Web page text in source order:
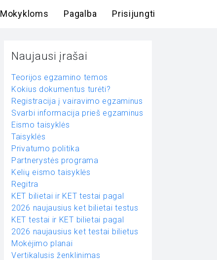
Mokykloms Pagalba Prisijungti
Naujausi įrašai
Teorijos egzamino temos
Kokius dokumentus turėti?
Registracija į vairavimo egzaminus
Svarbi informacija prieš egzaminus
Eismo taisyklės
Taisyklės
Privatumo politika
Partnerystės programa
Kelių eismo taisyklės
Regitra
KET bilietai ir KET testai pagal
2026 naujausius ket bilietai testus
KET testai ir KET bilietai pagal
2026 naujausius ket testai bilietus
Mokėjimo planai
Vertikalusis ženklinimas